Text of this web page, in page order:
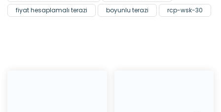
fiyat hesaplamalı terazi
boyunlu terazi rcp-wsk-30